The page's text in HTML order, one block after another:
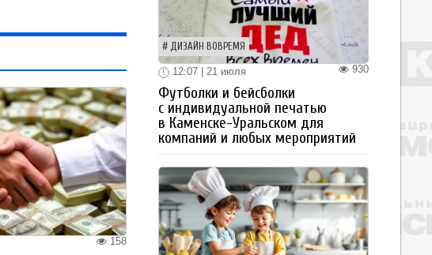
158
ДИЗАЙН ВОВРЕМЯ
930
12:07 | 21 июля
Футболки и бейсболки
с индивидуальной печатью
в Каменске-Уральском для
компаний и любых мероприятий